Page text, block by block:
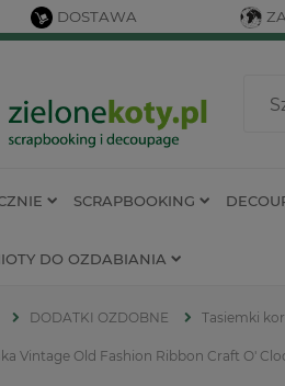
DOSTAWA
SCRAPBOOKING
DO OZDABIANIA
DODATKI OZDOBNE Tasiemki
Vintage Old Fashion Ribbon Craft O'